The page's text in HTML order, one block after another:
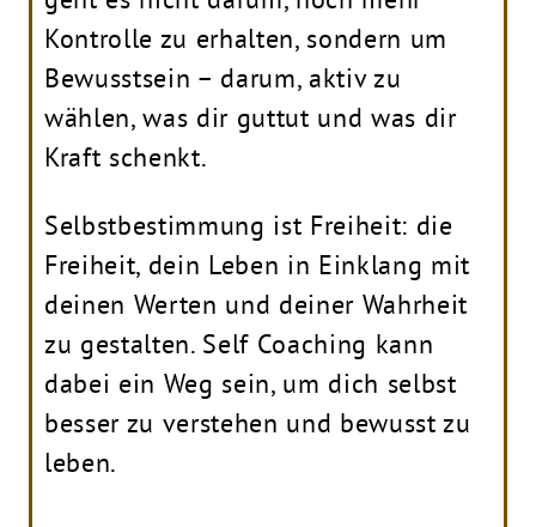
Kontrolle zu erhalten, sondern um
Bewusstsein – darum, aktiv zu
wählen, was dir guttut und was dir
Kraft schenkt.
Selbstbestimmung ist Freiheit: die
Freiheit, dein Leben in Einklang mit
deinen Werten und deiner Wahrheit
zu gestalten. Self Coaching kann
dabei ein Weg sein, um dich selbst
besser zu verstehen und bewusst zu
leben.